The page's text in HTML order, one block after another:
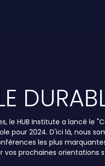
le HUB Institute a lancé le
pour 2024. D'ici là, nous
les plus
prochaines orientations